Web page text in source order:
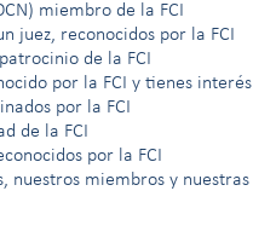
miembro de la FCI
juez, reconocidos por la FCI
de la FCI
por la FCI y tienes interés
por la FCI
de la FCI
por la FCI
nuestros miembros y nuestras